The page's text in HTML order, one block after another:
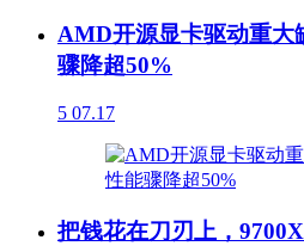
AMD开源显卡驱动重
骤降超50%
5 07.17
把钱花在刀刃上，